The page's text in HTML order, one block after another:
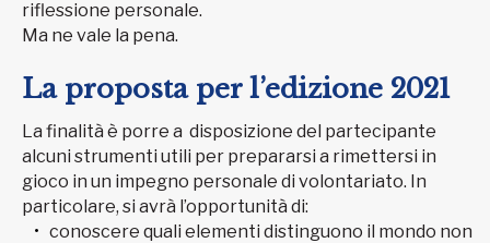
riflessione personale.
Ma ne vale la pena.
La proposta per l’edizione 2021
La finalità è porre a disposizione del partecipante
alcuni strumenti utili per prepararsi a rimettersi in
gioco in un impegno personale di volontariato. In
particolare, si avrà l’opportunità di:
conoscere quali elementi distinguono il mondo non